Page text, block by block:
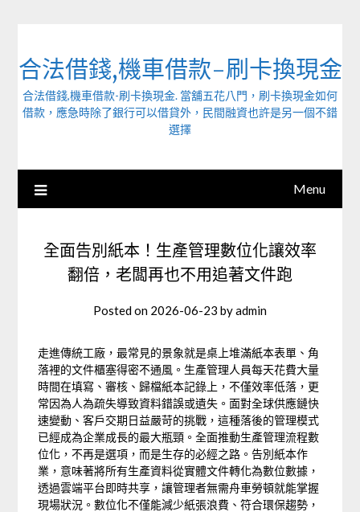
合法借錢,機車借款-刷卡換現金
合法借錢,機車借款-刷卡換現金. 當舖五花八門，刷卡換現金如何
借款，應急時除了銀行可以借貸外，民間融資也許是另一個不錯
選擇
Menu
全面告別紙本！生產管理數位化讓效率
翻倍，老闆再也不用追著文件跑
Posted on 2026-06-23 byadmin
走進傳統工廠，最常見的景象就是桌上堆滿紙本表單、角
落裡的文件櫃塞得密不通風。生產管理人員每天花費大量
時間在填寫、審核、歸檔紙本記錄上，不僅效率低落，更
常因為人為疏失導致資料錯誤或遺失。面對全球供應鏈快
速變動、客戶交期日益嚴苛的挑戰，這種落後的管理模式
已經成為企業成長的最大瓶頸。全面推動生產管理流程數
位化，不再是選項，而是生存的必經之路。告別紙本作
業，意味著將所有生產資料從實體文件轉化為數位數據，
透過雲端平台即時共享，讓管理者無需舟車勞頓就能掌握
現場狀況。數位化不僅能減少紙張浪費、符合環保趨勢，